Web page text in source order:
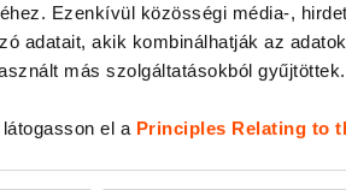
Ezenkívül közösségi média-,
adatait, akik kombinálhatják az
más szolgáltatásokból gyűjtöttek.
el a Principles Relating to
Kereskedelmi és